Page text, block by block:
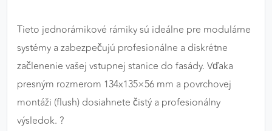
Tieto jednorámikové rámiky sú ideálne pre modulárne
systémy a zabezpečujú profesionálne a diskrétne
začlenenie vašej vstupnej stanice do fasády. Vďaka
presným rozmerom 134x135×56 mm a povrchovej
montáži (flush) dosiahnete čistý a profesionálny
výsledok. ?️